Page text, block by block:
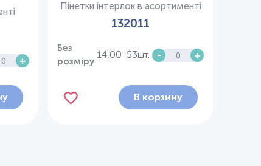
+
Пінетки інтерлок в асортименті
132011
Без
розміру
14,00 53шт. - +
В корзину